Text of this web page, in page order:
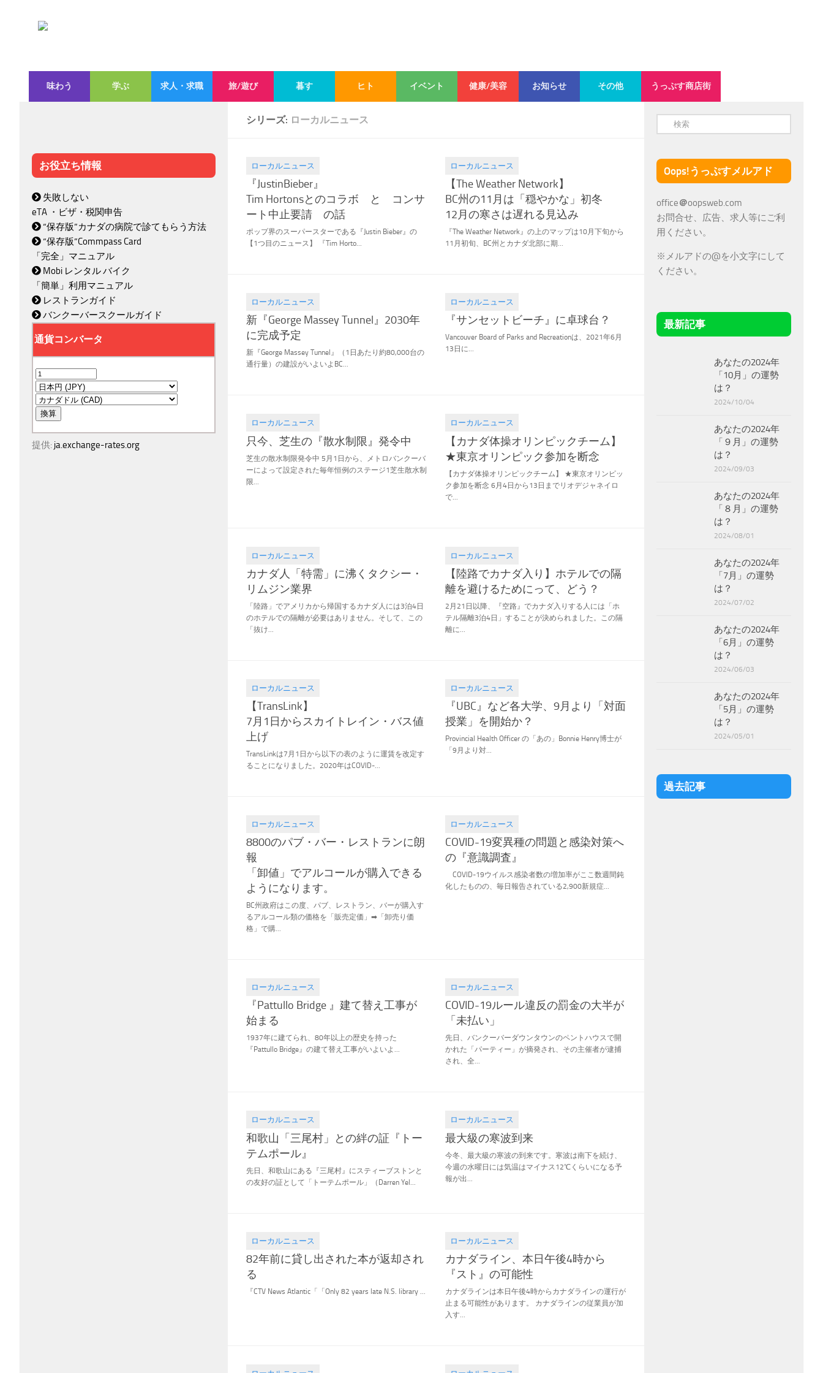
味わう 学ぶ 求人・求職 旅/遊び 暮す ヒト イベント 健康/美容 お知らせ その他 うっぷす商店街
シリーズ: ローカルニュース
ローカルニュース
2021.11.11
『JustinBieber』
Tim Hortonsとのコラボ と コンサ
ート中止要請 の話
ポップ界のスーパースターである『Justin Bieber』の
【1つ目のニュース】 『Tim Horto...
ローカルニュース
2021.11.03
【The Weather Network】
BC州の11月は「穏やかな」初冬
12月の寒さは遅れる見込み
『The Weather Network』の上のマップは10月下旬から
11月初旬、BC州とカナダ北部に期...
ローカルニュース
2021.08.19
新『George Massey Tunnel』2030年
に完成予定
新『George Massey Tunnel』（1日あたり約80,000台の
通行量）の建設がいよいよBC...
ローカルニュース
2021.06.16
『サンセットビーチ』に卓球台？
Vancouver Board of Parks and Recreationは、2021年6月
13日に...
ローカルニュース
2021.05.10
只今、芝生の『散水制限』発令中
芝生の散水制限発令中 5月1日から、メトロバンクーバ
ーによって設定された毎年恒例のステージ1芝生散水制
限...
ローカルニュース
2021.05.09
【カナダ体操オリンピックチーム】
★東京オリンピック参加を断念
【カナダ体操オリンピックチーム】 ★東京オリンピッ
ク参加を断念 6月4日から13日までリオデジャネイロ
で...
ローカルニュース
2021.04.26
カナダ人「特需」に沸くタクシー・
リムジン業界
「陸路」でアメリカから帰国するカナダ人には3泊4日
のホテルでの隔離が必要はありません。そして、この
「抜け...
ローカルニュース
2021.04.23
【陸路でカナダ入り】ホテルでの隔
離を避けるためにって、どう？
2月21日以降、『空路』でカナダ入りする人には「ホ
テル隔離3泊4日」することが決められました。この隔
離に...
ローカルニュース
2021.03.25
【TransLink】
7月1日からスカイトレイン・バス値
上げ
TransLinkは7月1日から以下の表のように運賃を改定す
ることになりました。2020年はCOVID-...
ローカルニュース
2021.03.08
『UBC』など各大学、9月より「対面
授業」を開始か？
Provincial Health Officer の「あの」Bonnie Henry博士が
「9月より対...
ローカルニュース
2021.02.24
8800のパブ・バー・レストランに朗
報
「卸値」でアルコールが購入できる
ようになります。
BC州政府はこの度、パブ、レストラン、バーが購入す
るアルコール類の価格を「販売定価」➡「卸売り価
格」で購...
ローカルニュース
2021.02.19
COVID-19変異種の問題と感染対策へ
の『意識調査』
COVID-19ウイルス感染者数の増加率がここ数週間鈍
化したものの、毎日報告されている2,900新規症...
ローカルニュース
2021.02.14
『Pattullo Bridge 』建て替え工事が
始まる
1937年に建てられ、80年以上の歴史を持った
『Pattullo Bridge』の建て替え工事がいよいよ...
ローカルニュース
2021.02.11
COVID-19ルール違反の罰金の大半が
「未払い」
先日、バンクーバーダウンタウンのペントハウスで開
かれた「パーティー」が摘発され、その主催者が逮捕
され、全...
ローカルニュース
2021.02.09
和歌山「三尾村」との絆の証『トー
テムポール』
先日、和歌山にある『三尾村』にスティーブストンと
の友好の証として「トーテムポール」（Darren Yel...
ローカルニュース
2021.02.08
最大級の寒波到来
今冬、最大級の寒波の到来です。寒波は南下を続け、
今週の水曜日には気温はマイナス12℃くらいになる予
報が出...
ローカルニュース
2021.02.03
82年前に貸し出された本が返却され
る
『CTV News Atlantic「「Only 82 years late N.S. library ...
ローカルニュース
2021.02.01
カナダライン、本日午後4時から
『スト』の可能性
カナダラインは本日午後4時からカナダラインの運行が
止まる可能性があります。 カナダラインの従業員が加
入す...
お役立ち情報
失敗しない
eTA ・ビザ・税関申告
“保存版”カナダの病院で診てもらう方法
“保存版”Commpass Card
「完全」マニュアル
Mobi レンタル バイク
「簡単」利用マニュアル
レストランガイド
バンクーバースクールガイド
提供: ja.exchange-rates.org
Oops!うっぷすメルアド
office＠oopsweb.com
お問合せ、広告、求人等にご利
用ください。
※メルアドの@を小文字にして
ください。
最新記事
あなたの2024年
「10月」の運勢
は？
2024/10/04
あなたの2024年
「９月」の運勢
は？
2024/09/03
あなたの2024年
「８月」の運勢
は？
2024/08/01
あなたの2024年
「7月」の運勢
は？
2024/07/02
あなたの2024年
「6月」の運勢
は？
2024/06/03
あなたの2024年
「5月」の運勢
は？
2024/05/01
過去記事